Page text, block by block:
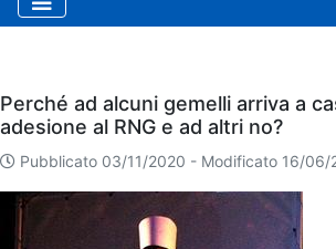
Eventi
Perché ad alcuni gemelli arriva a
adesione al RNG e ad altri no?
Pubblicato 03/11/2020 - Modificato 16/06/